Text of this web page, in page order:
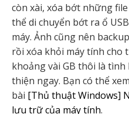
còn xài, xóa bớt những file
thể di chuyển bớt ra ổ
máy. Ảnh cũng nên
rồi xóa khỏi máy tính cho
khoảng vài GB thôi là
thiện ngay. Bạn có thể
bài [Thủ thuật Windows]
lưu trữ của máy tính.